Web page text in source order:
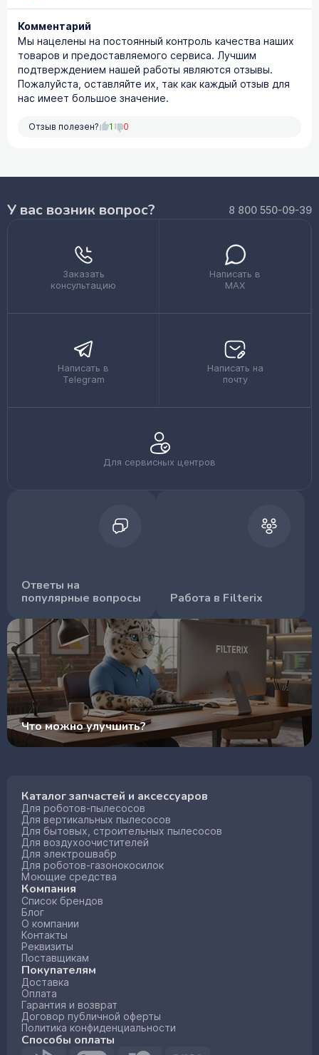
Комментарий
Мы нацелены на постоянный контроль качества наших
товаров и предоставляемого сервиса. Лучшим
подтверждением нашей работы являются отзывы.
Пожалуйста, оставляйте их, так как каждый отзыв для
нас имеет большое значение.
Отзыв полезен? 1 0
У вас возник вопрос? 8 800 550-09-39
Заказать
консультацию
Написать в
MAX
Написать в
Telegram
Написать на
почту
Для сервисных центров
Ответы на
популярные вопросы
Работа в Filterix
Что можно улучшить?
Каталог запчастей и аксессуаров
Для роботов-пылесосов
Для вертикальных пылесосов
Для бытовых, строительных пылесосов
Для воздухоочистителей
Для электрошвабр
Для роботов-газонокосилок
Моющие средства
Компания
Список брендов
Блог
О компании
Контакты
Реквизиты
Поставщикам
Покупателям
Доставка
Оплата
Гарантия и возврат
Договор публичной оферты
Политика конфиденциальности
Способы оплаты